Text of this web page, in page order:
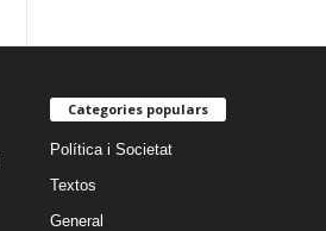
Categories populars
Política i Societat
Textos
General